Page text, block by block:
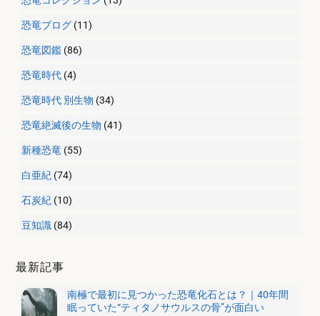
恐竜ブログ (11)
恐竜図鑑 (86)
恐竜時代 (4)
恐竜時代 別生物 (34)
恐竜絶滅後の生物 (41)
新種恐竜 (55)
白亜紀 (74)
石炭紀 (10)
豆知識 (84)
最新記事
南極で最初に見つかった恐竜化石とは？｜40年間
眠っていた“ティタノサウルスの骨”が面白い